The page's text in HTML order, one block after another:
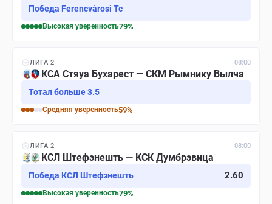
Победа Ferencvárosi Tc
Высокая уверенность79%
ЛИГА 2 08:00
КСА Стяуа Бухарест — СКМ Рымнику Вылча
Тотал больше 3.5
Средняя уверенность59%
ЛИГА 2 08:00
КСЛ Штефэнешть — КСК Думбрэвица
Победа КСЛ Штефэнешть 2.60
Высокая уверенность79%